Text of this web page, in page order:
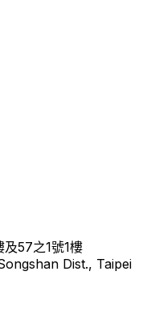
57之1號1樓
Dist., Taipei